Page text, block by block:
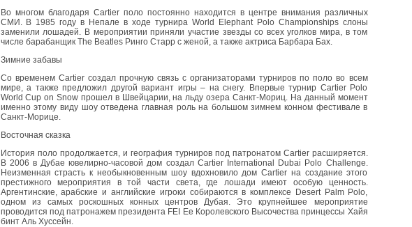
Во многом благодаря Cartier поло постоянно находится в центре внимания различных
СМИ. В 1985 году в Непале в ходе турнира World Elephant Polo Championships слоны
заменили лошадей. В мероприятии приняли участие звезды со всех уголков мира, в том
числе барабанщик The Beatles Ринго Старр c женой, а также актриса Барбара Бах.
Зимние забавы
Со временем Cartier создал прочную связь с организаторами турниров по поло во всем
мире, а также предложил другой вариант игры – на снегу. Впервые турнир Cartier Polo
World Cup on Snow прошел в Швейцарии, на льду озера Санкт-Мориц. На данный момент
именно этому виду шоу отведена главная роль на большом зимнем конном фестивале в
Санкт-Морице.
Восточная сказка
История поло продолжается, и география турниров под патронатом Cartier расширяется.
В 2006 в Дубае ювелирно-часовой дом создал Cartier International Dubai Polo Challenge.
Неизменная страсть к необыкновенным шоу вдохновило дом Cartier на создание этого
престижного мероприятия в той части света, где лошади имеют особую ценность.
Аргентинские, арабские и английские игроки собираются в комплексе Desert Palm Polo,
одном из самых роскошных конных центров Дубая. Это крупнейшее мероприятие
проводится под патронажем президента FEI Ее Королевского Высочества принцессы Хайя
бинт Аль Хуссейн.